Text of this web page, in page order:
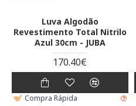
Luva Algodão
Revestimento Total Nitrilo
Azul 30cm - JUBA
170.40€
Compra Rápida